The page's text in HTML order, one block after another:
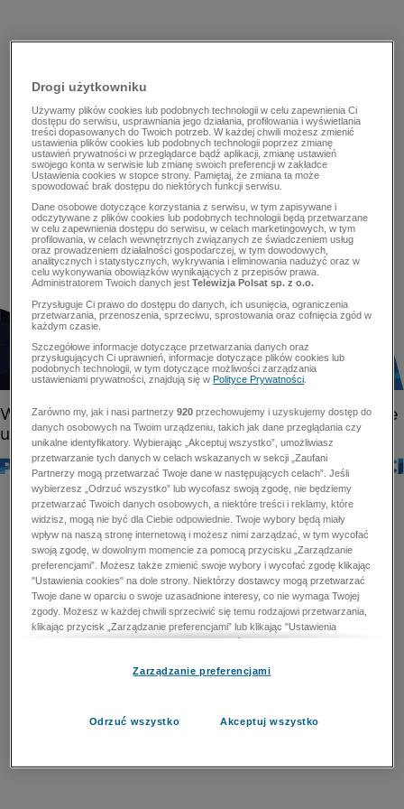
Drogi użytkowniku
Używamy plików cookies lub podobnych technologii w celu zapewnienia Ci
dostępu do serwisu, usprawniania jego działania, profilowania i wyświetlania
treści dopasowanych do Twoich potrzeb. W każdej chwili możesz zmienić
ustawienia plików cookies lub podobnych technologii poprzez zmianę
ustawień prywatności w przeglądarce bądź aplikacji, zmianę ustawień
swojego konta w serwisie lub zmianę swoich preferencji w zakładce
Ustawienia cookies w stopce strony. Pamiętaj, że zmiana ta może
spowodować brak dostępu do niektórych funkcji serwisu.
Dane osobowe dotyczące korzystania z serwisu, w tym zapisywane i
odczytywane z plików cookies lub podobnych technologii będą przetwarzane
w celu zapewnienia dostępu do serwisu, w celach marketingowych, w tym
profilowania, w celach wewnętrznych związanych ze świadczeniem usług
oraz prowadzeniem działalności gospodarczej, w tym dowodowych,
analitycznych i statystycznych, wykrywania i eliminowania nadużyć oraz w
celu wykonywania obowiązków wynikających z przepisów prawa.
Administratorem Twoich danych jestTelewizja Polsat sp. z o.o.
Przysługuje Ci prawo do dostępu do danych, ich usunięcia, ograniczenia
przetwarzania, przenoszenia, sprzeciwu, sprostowania oraz cofnięcia zgód w
każdym czasie.
Szczegółowe informacje dotyczące przetwarzania danych oraz
przysługujących Ci uprawnień, informacje dotyczące plików cookies lub
podobnych technologii, w tym dotyczące możliwości zarządzania
ustawieniami prywatności, znajdują się wPolityce Prywatności
Zarówno my, jak i nasi partnerzy920 przechowujemy i uzyskujemy dostęp do
danych osobowych na Twoim urządzeniu, takich jak dane przeglądania czy
unikalne identyfikatory. Wybierając „Akceptuj wszystko”, umożliwiasz
przetwarzanie tych danych w celach wskazanych w sekcji „Zaufani
Partnerzy mogą przetwarzać Twoje dane w następujących celach”. Jeśli
wybierzesz „Odrzuć wszystko” lub wycofasz swoją zgodę, nie będziemy
przetwarzać Twoich danych osobowych, a niektóre treści i reklamy, które
widzisz, mogą nie być dla Ciebie odpowiednie. Twoje wybory będą miały
wpływ na naszą stronę internetową i możesz nimi zarządzać, w tym wycofać
swoją zgodę, w dowolnym momencie za pomocą przycisku „Zarządzanie
preferencjami”. Możesz także zmienić swoje wybory i wycofać zgodę klikając
"Ustawienia cookies" na dole strony. Niektórzy dostawcy mogą przetwarzać
Twoje dane w oparciu o swoje uzasadnione interesy, co nie wymaga Twojej
zgody. Możesz w każdej chwili sprzeciwić się temu rodzajowi przetwarzania,
klikając przycisk „Zarządzanie preferencjami” lub klikając "Ustawienia
cookies" na dole strony. Nie możesz sprzeciwić się przetwarzaniu przez
zapobiegania oszustwom i naprawiania błędów, a w tym celu mogą zostać
przetwarzaniu danych osobowych w celu dostarczania i prezentacji reklam i
Zarządzanie preferencjami
Odrzuć wszystko Akceptuj wszystko